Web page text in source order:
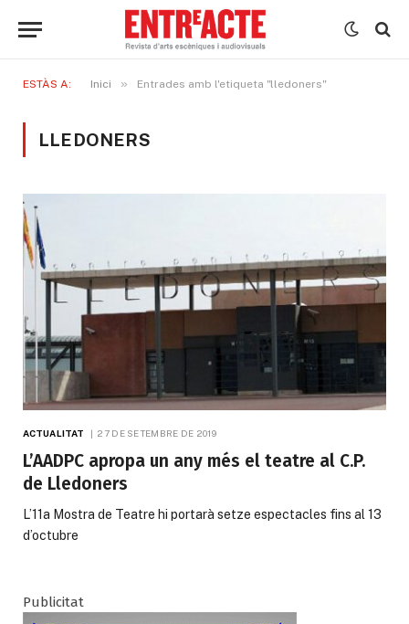
ESTÀS A: Inici » Entrades amb l'etiqueta "lledoners"
LLEDONERS
ACTUALITAT 27 DE SETEMBRE DE 2019
L’AADPC apropa un any més el teatre al C.P.
de Lledoners
L’11a Mostra de Teatre hi portarà setze espectacles fins al 13
d’octubre
Publicitat